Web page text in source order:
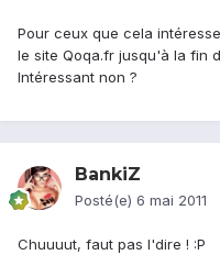
Pour ceux que cela
le site Qoqa.fr jusqu'à la fin
Intéressant non ?
BankiZ
Posté(e) 6 mai 2011
Chuuuut, faut pas l'dire ! :P